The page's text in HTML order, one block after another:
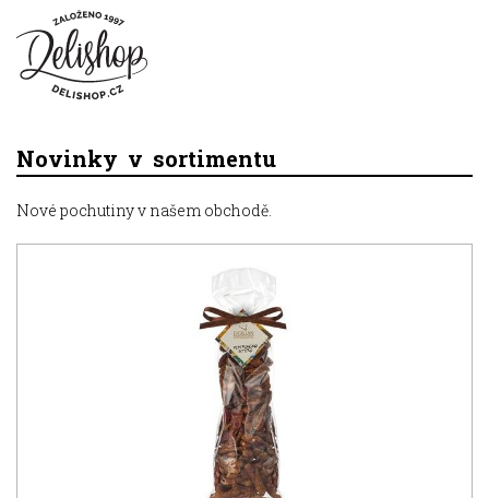
Novinky v sortimentu
Nové pochutiny v našem obchodě.